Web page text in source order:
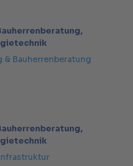
& Bauherrenberatung